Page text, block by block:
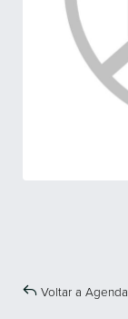
Voltar a Agenda